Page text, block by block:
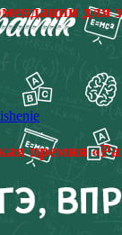
для
премия